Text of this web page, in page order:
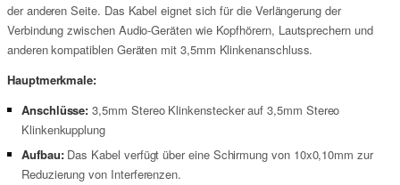
der anderen Seite. Das Kabel eignet sich für die Verlängerung der
Verbindung zwischen Audio-Geräten wie Kopfhörern, Lautsprechern und
anderen kompatiblen Geräten mit 3,5mm Klinkenanschluss.
Hauptmerkmale:
Anschlüsse: 3,5mm Stereo Klinkenstecker auf 3,5mm Stereo
Klinkenkupplung
Aufbau:Das Kabel verfügt über eine Schirmung von 10x0,10mm zur
Reduzierung von Interferenzen.